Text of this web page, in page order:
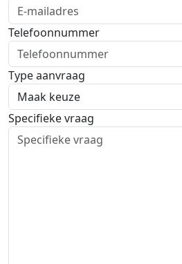
Telefoonnummer
Type aanvraag
Specifieke vraag